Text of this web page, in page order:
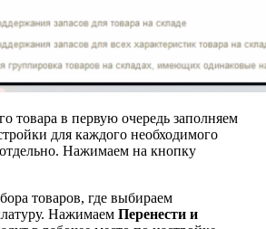
товара в первую очередь заполняем
для каждого необходимого
Нажимаем на кнопку
товаров, где выбираем
Нажимаем Перенести и